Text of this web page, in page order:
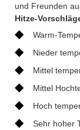
und Freunden
Hitze-
◆ Warm-
◆ Nieder
◆ Mittel
◆ Mittel
◆ Hoch
◆ Sehr hoher